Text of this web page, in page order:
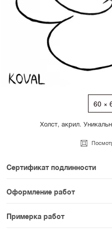
60 ×
Холст, акрил.
Сертификат подлинности
К каждому авторскому
прикладываем сертификат
раздела SAMPLE СЕРИЯ
Оформление работ
При покупке произведения
оплатить вариант
Примерка работ